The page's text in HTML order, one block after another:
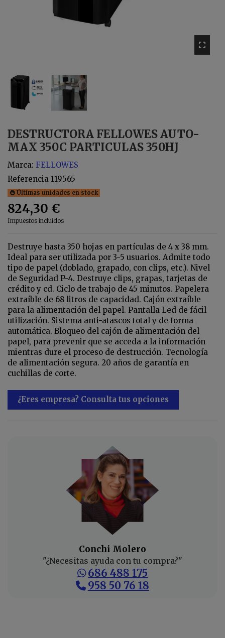
DESTRUCTORA FELLOWES AUTO-
MAX 350C PARTICULAS 350HJ
Marca: FELLOWES
Referencia 119565
Últimas unidades en stock
824,30 €
Impuestos incluidos
Destruye hasta 350 hojas en partículas de 4 x 38 mm.
Ideal para ser utilizada por 3-5 usuarios. Admite todo
tipo de papel (doblado, grapado, con clips, etc.). Nivel
de Seguridad P-4. Destruye clips, grapas, tarjetas de
crédito y cd. Ciclo de trabajo de 45 minutos. Papelera
extraíble de 68 litros de capacidad. Cajón extraíble
para la alimentación del papel. Pantalla Led de fácil
utilización. Sistema anti-atascos total y de forma
automática. Bloqueo del cajón de alimentación del
papel, para prevenir que se acceda a la información
mientras dure el proceso de destrucción. Tecnología
de alimentación segura. 20 años de garantía en
cuchillas de corte.
¿Eres empresa? Consulta tus opciones
Conchi Molero
"¿Necesitas ayuda con tu compra?"
686 488 175
958 50 76 18